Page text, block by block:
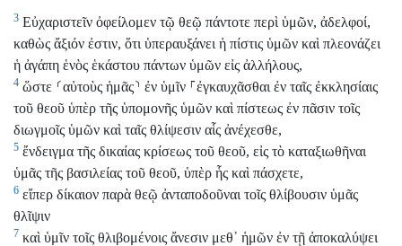
3 Εὐχαριστεῖν ὀφείλομεν τῷ θεῷ πάντοτε περὶ ὑμῶν, ἀδελφοί,
καθὼς ἄξιόν ἐστιν, ὅτι ὑπεραυξάνει ἡ πίστις ὑμῶν καὶ πλεονάζει
ἡ ἀγάπη ἑνὸς ἑκάστου πάντων ὑμῶν εἰς ἀλλήλους,
4 ὥστε ⸂αὐτοὺς ἡμᾶς⸃ ἐν ὑμῖν ⸀ἐγκαυχᾶσθαι ἐν ταῖς ἐκκλησίαις
τοῦ θεοῦ ὑπὲρ τῆς ὑπομονῆς ὑμῶν καὶ πίστεως ἐν πᾶσιν τοῖς
διωγμοῖς ὑμῶν καὶ ταῖς θλίψεσιν αἷς ἀνέχεσθε,
5 ἔνδειγμα τῆς δικαίας κρίσεως τοῦ θεοῦ, εἰς τὸ καταξιωθῆναι
ὑμᾶς τῆς βασιλείας τοῦ θεοῦ, ὑπὲρ ἧς καὶ πάσχετε,
6 εἴπερ δίκαιον παρὰ θεῷ ἀνταποδοῦναι τοῖς θλίβουσιν ὑμᾶς
θλῖψιν
7 καὶ ὑμῖν τοῖς θλιβομένοις ἄνεσιν μεθ᾽ ἡμῶν ἐν τῇ ἀποκαλύψει